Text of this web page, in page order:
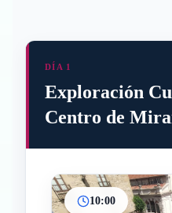
DÍA 1
Exploración
Centro de
10:00